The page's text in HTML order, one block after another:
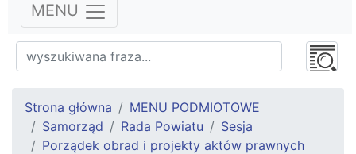
MENU
Strona główna
MENU PODMIOTOWE
Samorząd
Rada Powiatu
Sesja
Porządek obrad i projekty aktów prawnych